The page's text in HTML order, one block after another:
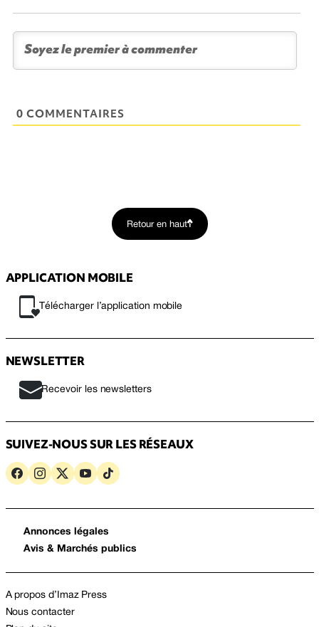
0 COMMENTAIRES
Retour en haut
APPLICATION MOBILE
Télécharger l’application mobile
NEWSLETTER
Recevoir les newsletters
SUIVEZ-NOUS SUR LES RÉSEAUX
Annonces légales
Avis & Marchés publics
A propos d’Imaz Press
Nous contacter